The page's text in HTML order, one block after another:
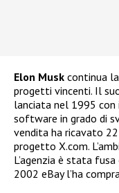
Elon Musk continua
progetti vincenti. Il
lanciata nel 1995
software in grado di
vendita ha ricavato
progetto X.com.
L’agenzia è stata
2002 eBay l’ha